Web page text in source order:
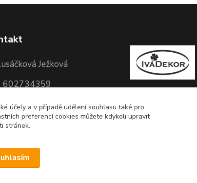
Ježková
602734359
10.00-17.00hod)
účely a v případě udělení souhlasu také pro
preferencí cookies můžete kdykoli upravit
stránek.